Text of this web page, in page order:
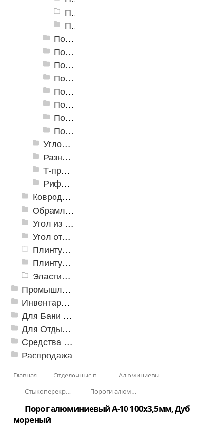
Порог алюминиевый А-10 100х3,5мм, Сосна
Пороги алюминиевые А-10 100х3,5 мм Крашенные порошковой эмалью
Пороги алюминиевые А-20 20х3,5 мм (открытый крепеж)
Пороги алюминиевые А-30 30х5 мм (открытый крепеж)
Пороги алюминиевые А-39 39х5,4 мм (открытый крепеж)
Пороги алюминиевые А-45 45х4,4 мм (открытый крепеж)
Пороги алюминиевые B-1 30х4,2 мм (скрытый крепеж)
Пороги алюминиевые B-2 37х4,4 мм (скрытый крепеж)
Пороги алюминиевые B-4 41х6-13 мм (скрытый крепеж)
Пороги алюминиевые B-5 80х4,6 мм (скрытый крепеж)
Угловые алюминиевые пороги
Разноуровневые алюминиевые профили
Т-профиль
Рифленые алюминиевые листы и углы квинтет
Ковродержатели
Обрамление
Угол из ПВХ
Угол отделочный арочный
Плинтус для столешниц
Плинтусы «KronPlast»
Эластичный напольно-стыковочный профиль Cezar
Промышленный текстиль
Инвентарь для клининга
Для Бани и Сауны
Для Отдыха и Пикника
Средства от насекомых и садовых вредителей
Распродажа
Главная Отделочные профили
Алюминиевые пороги
Стыкоперекрывающие алюминиевые пороги
Пороги алюминиевые А-10 100х3,5 мм (открытый крепеж)
Порог алюминиевый А-10 100х3,5мм, Дуб
мореный